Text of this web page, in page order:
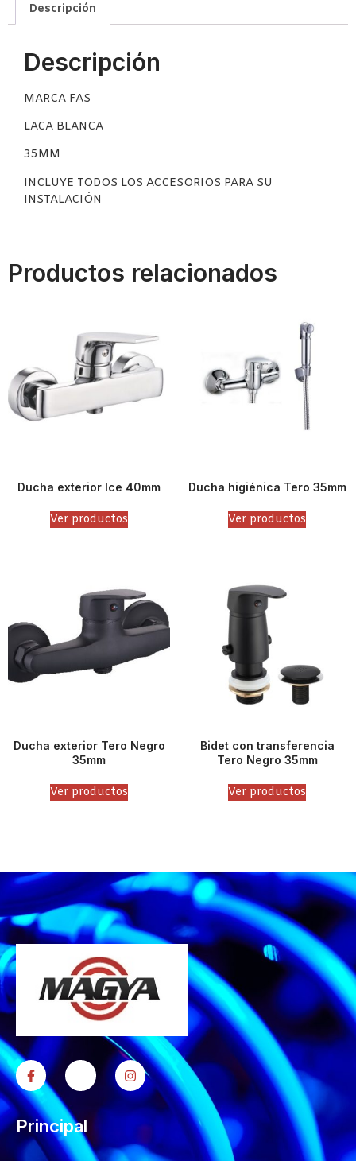
Descripción
Descripción
MARCA FAS
LACA BLANCA
35MM
INCLUYE TODOS LOS ACCESORIOS PARA SU
INSTALACIÓN
Productos relacionados
Ducha exterior Ice 40mm
Ver productos
Ducha higiénica Tero 35mm
Ver productos
Ducha exterior Tero Negro
35mm
Ver productos
Bidet con transferencia
Tero Negro 35mm
Ver productos
Principal